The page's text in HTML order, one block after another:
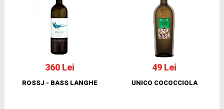
360 Lei
ROSSJ - BASS LANGHE
49 Lei
UNICO COCOCCIOLA